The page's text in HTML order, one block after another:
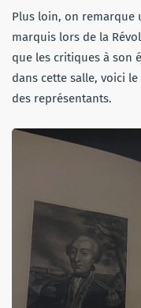
Plus loin, on remarque
marquis lors de la
que les critiques à son
dans cette salle, voici
des représentants.